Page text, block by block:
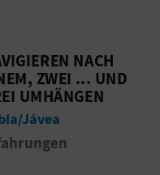
de Ifach
SeiteNACH
ZWEI ... UND
UMHÄNGEN
Jávea